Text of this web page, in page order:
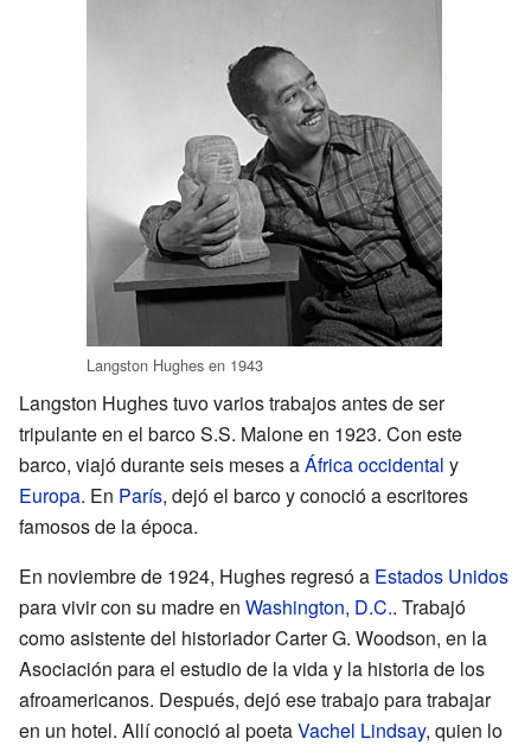
Langston Hughes en 1943
Langston Hughes tuvo varios trabajos antes de ser
tripulante en el barco S.S. Malone en 1923. Con este
barco, viajó durante seis meses aÁfrica occidental y
Europa. En París, dejó el barco y conoció a escritores
famosos de la época.
En noviembre de 1924, Hughes regresó a Estados Unidos
para vivir con su madre en Washington, D.C.. Trabajó
como asistente del historiador Carter G. Woodson, en la
Asociación para el estudio de la vida y la historia de los
afroamericanos. Después, dejó ese trabajo para trabajar
en un hotel. Allí conoció al poetaVachel Lindsay, quien lo